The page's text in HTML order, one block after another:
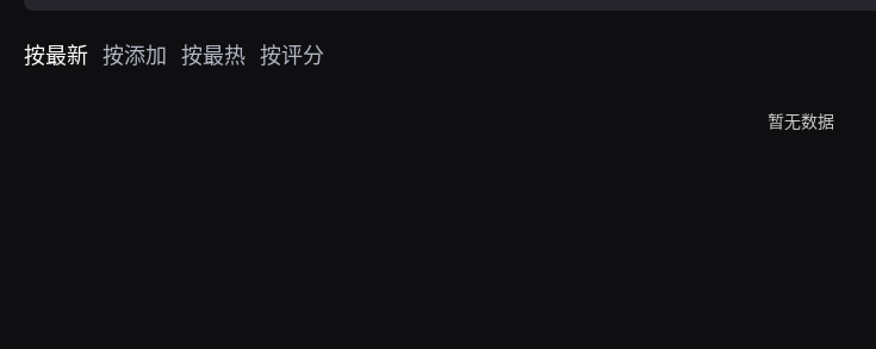
按最新 按添加 按最热 按评分
暂无数据